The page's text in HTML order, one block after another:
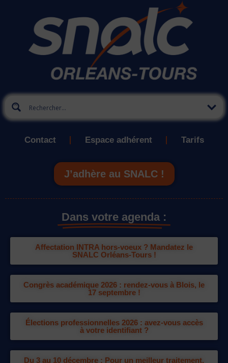
Contact Espace adhérent Tarifs
J’adhère au SNALC !
Dans votre agenda :
Affectation INTRA hors-voeux ? Mandatez le
SNALC Orléans-Tours !
Congrès académique 2026 : rendez-vous à Blois, le
17 septembre !
Élections professionnelles 2026 : avez-vous accès
à votre identifiant ?
Du 3 au 10 décembre : Pour un meilleur traitement,